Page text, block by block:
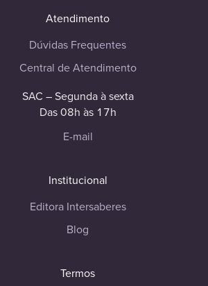
Atendimento
Dúvidas Frequentes
Central de Atendimento
SAC – Segunda à sexta
Das 08h às 17h
E-mail
Institucional
Editora Intersaberes
Blog
Termos